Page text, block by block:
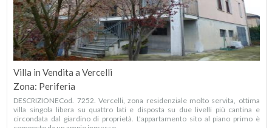
Villa in Vendita a Vercelli
Zona: Periferia
DESCRIZIONECod. 7252. Vercelli, zona residenziale molto servita, ottima
villa singola libera su quattro lati e disposta su due livelli più cantina e
circondata dal giardino di proprietà. L'appartamento sito al piano primo è